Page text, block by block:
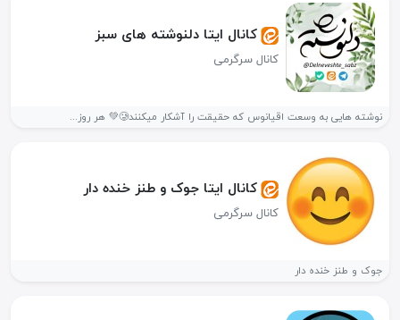
کانال ایتا دلنوشته های سبز
کانال سرگرمی
نوشته هایی به وسعت اقیانوس که حقیقت را آشکار میکنند🥲💚 هر روز...
کانال ایتا جوک و طنز خنده دار
کانال سرگرمی
جوک و طنز خنده دار